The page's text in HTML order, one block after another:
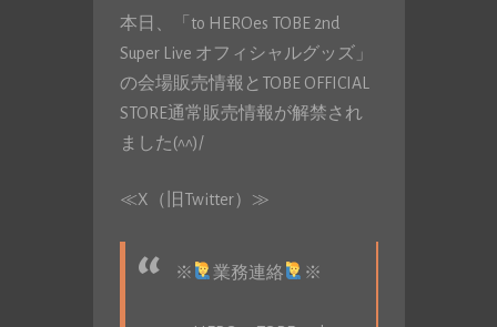
本日、「to HEROes TOBE 2nd
Super Live オフィシャルグッズ」
の会場販売情報とTOBE OFFICIAL
STORE通常販売情報が解禁され
ました(^^)/
≪X（旧Twitter）≫
※ 業務連絡 ※